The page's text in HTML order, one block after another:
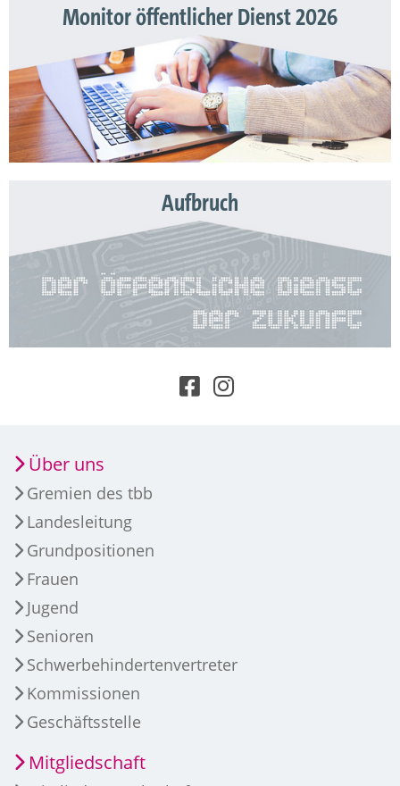
Monitor öffentlicher Dienst 2026
Aufbruch
Über uns
Gremien des tbb
Landesleitung
Grundpositionen
Frauen
Jugend
Senioren
Schwerbehindertenvertreter
Kommissionen
Geschäftsstelle
Mitgliedschaft